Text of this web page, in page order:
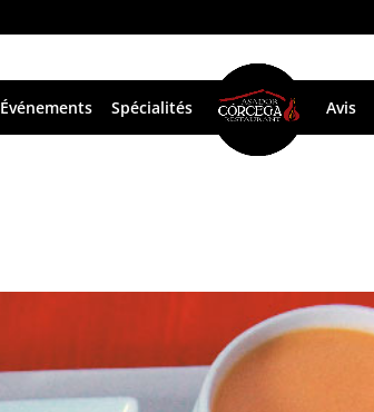
Événements Spécialités Avis